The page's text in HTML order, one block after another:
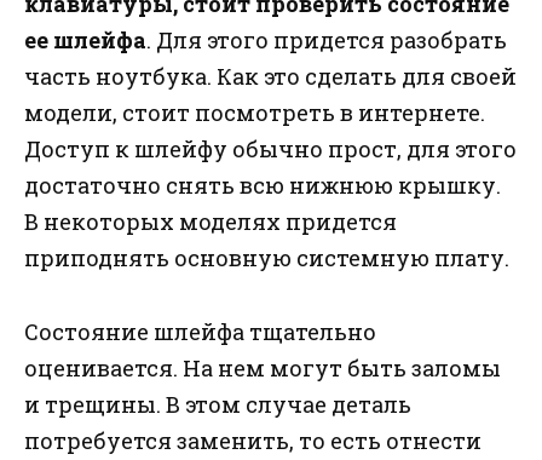
ее шлейфа. Для этого придется разобрать
часть ноутбука. Как это сделать для своей
модели, стоит посмотреть в интернете.
Доступ к шлейфу обычно прост, для этого
достаточно снять всю нижнюю крышку.
В некоторых моделях придется
приподнять основную системную плату.
Состояние шлейфа тщательно
оценивается. На нем могут быть заломы
и трещины. В этом случае деталь
потребуется заменить, то есть отнести